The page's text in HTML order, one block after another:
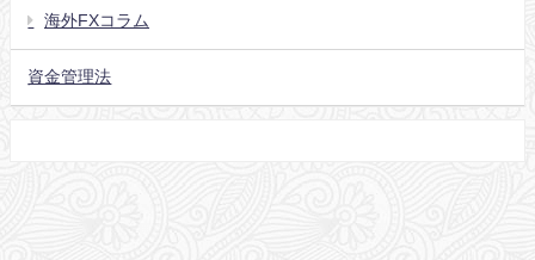
海外FXコラム
資金管理法